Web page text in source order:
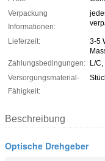
Verpackung
Informationen:
Lieferzeit:
3-5
Zahlungsbedingungen: L/C,
Versorgungsmaterial-
Fähigkeit:
Beschreibung
Optische Drehgeber